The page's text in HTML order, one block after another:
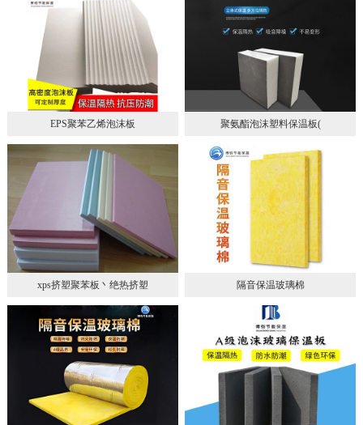
EPS聚苯乙烯泡沫板 聚氨酯泡沫塑料保温板(
xps挤塑聚苯板丶绝热挤塑 隔音保温玻璃棉